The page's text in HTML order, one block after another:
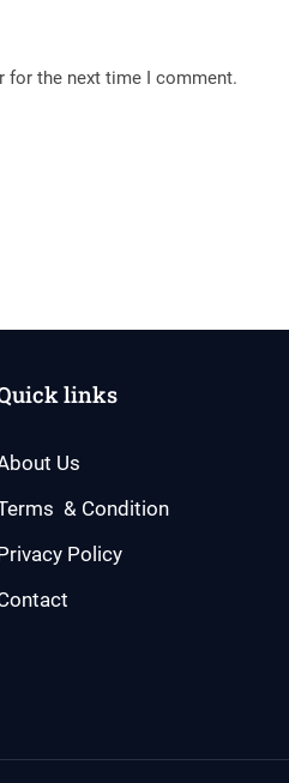
for the next time I comment.
links
Us
& Condition
Policy